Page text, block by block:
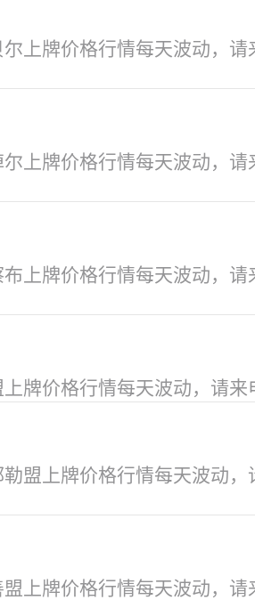
尔上牌价格行情每天波动，
尔上牌价格行情每天波动，
布上牌价格行情每天波动，
上牌价格行情每天波动，请来
勒盟上牌价格行情每天波动
盟上牌价格行情每天波动，